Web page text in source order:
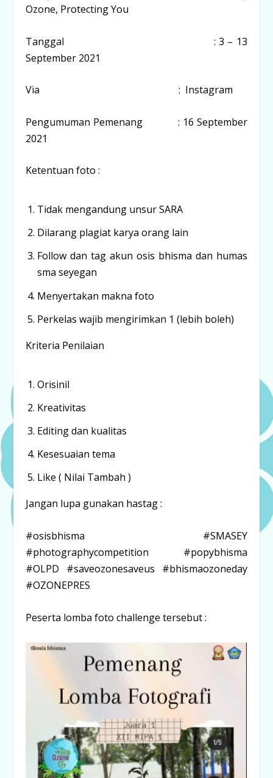
Ozone, Protecting You
Tanggal : 3 – 13
September 2021
Via : Instagram
Pengumuman Pemenang : 16 September
2021
Ketentuan foto :
Tidak mengandung unsur SARA
Dilarang plagiat karya orang lain
Follow dan tag akun osis bhisma dan humas
sma seyegan
Menyertakan makna foto
Perkelas wajib mengirimkan 1 (lebih boleh)
Kriteria Penilaian
Orisinil
Kreativitas
Editing dan kualitas
Kesesuaian tema
Like ( Nilai Tambah )
Jangan lupa gunakan hastag :
#osisbhisma #SMASEY
#photographycompetition #popybhisma
#OLPD #saveozonesaveus #bhismaozoneday
#OZONEPRES
Peserta lomba foto challenge tersebut :